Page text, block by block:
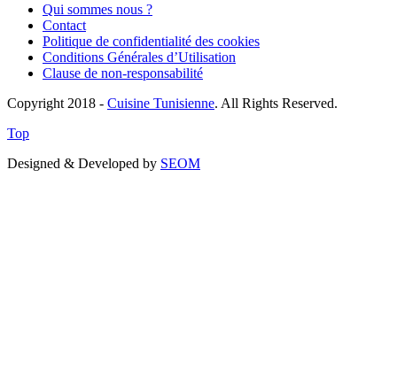
Qui sommes nous ?
Contact
Politique de confidentialité des cookies
Conditions Générales d’Utilisation
Clause de non-responsabilité
Copyright 2018 - Cuisine Tunisienne. All Rights Reserved.
Top
Designed & Developed by SEOM